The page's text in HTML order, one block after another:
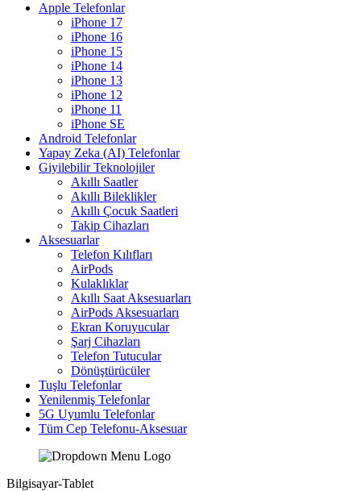
Apple Telefonlar
iPhone 17
iPhone 16
iPhone 15
iPhone 14
iPhone 13
iPhone 12
iPhone 11
iPhone SE
Android Telefonlar
Yapay Zeka (AI) Telefonlar
Giyilebilir Teknolojiler
Akıllı Saatler
Akıllı Bileklikler
Akıllı Çocuk Saatleri
Takip Cihazları
Aksesuarlar
Telefon Kılıfları
AirPods
Kulaklıklar
Akıllı Saat Aksesuarları
AirPods Aksesuarları
Ekran Koruyucular
Şarj Cihazları
Telefon Tutucular
Dönüştürücüler
Tuşlu Telefonlar
Yenilenmiş Telefonlar
5G Uyumlu Telefonlar
Tüm Cep Telefonu-Aksesuar
Bilgisayar-Tablet